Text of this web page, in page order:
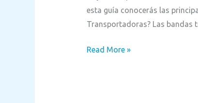
esta guía conocerás las
Transportadoras? Las
Read More »